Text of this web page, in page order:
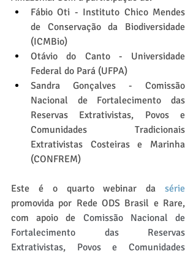
Fábio Oti - Instituto Chico Mendes
de Conservação da Biodiversidade
(ICMBio)
Otávio do Canto - Universidade
Federal do Pará (UFPA)
Sandra Gonçalves - Comissão
Nacional de Fortalecimento das
Reservas Extrativistas, Povos e
Comunidades Tradicionais
Extrativistas Costeiras e Marinha
(CONFREM)
Este é o quarto webinar da
promovida por Rede ODS Brasil e Rare,
com apoio de Comissão Nacional de
Fortalecimento das Reservas
Extrativistas, Povos e Comunidades